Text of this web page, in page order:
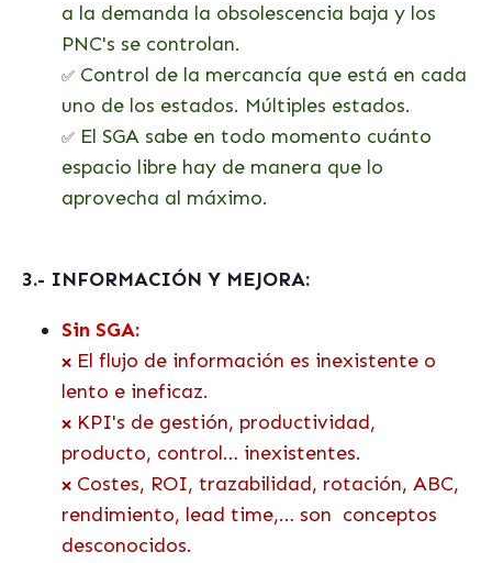
a la demanda la obsolescencia baja y los
PNC's se controlan.
✅ Control de la mercancía que está en cada
uno de los estados. Múltiples estados.
✅ El SGA sabe en todo momento cuánto
espacio libre hay de manera que lo
aprovecha al máximo.
3.- INFORMACIÓN Y MEJORA:
Sin SGA:
❌ El flujo de información es inexistente o
lento e ineficaz.
❌ KPI's de gestión, productividad,
producto, control… inexistentes.
❌ Costes, ROI, trazabilidad, rotación, ABC,
rendimiento, lead time,… son conceptos
desconocidos.